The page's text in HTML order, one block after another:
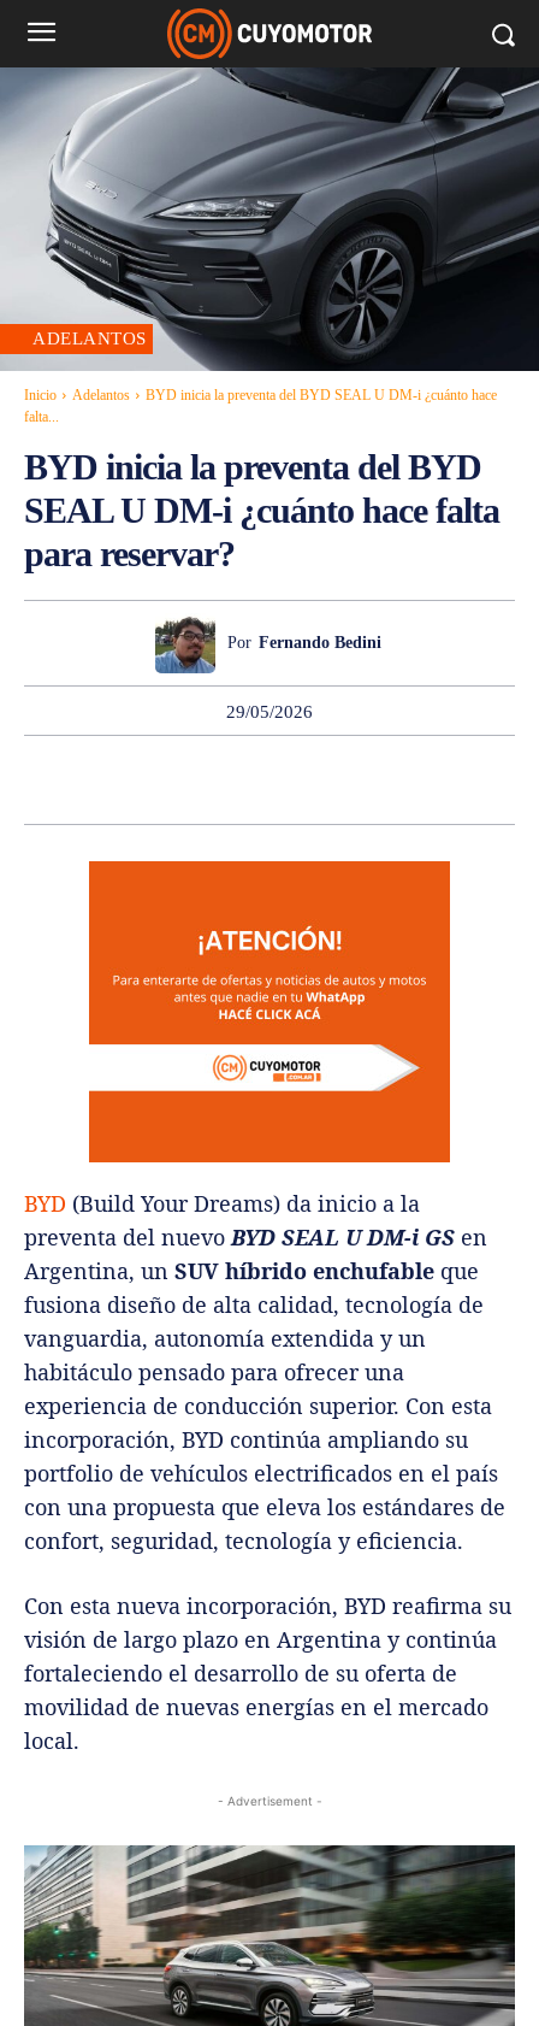
ADELANTOS
Inicio Adelantos
BYD inicia la preventa del BYD SEAL U DM-i ¿cuánto hace
falta...
BYD inicia la preventa del BYD
SEAL U DM-i ¿cuánto hace falta
para reservar?
Por Fernando Bedini
29/05/2026
BYD (Build Your Dreams) da inicio a la
preventa del nuevoBYD SEAL U DM-i GS en
Argentina, un SUV híbrido enchufable que
fusiona diseño de alta calidad, tecnología de
vanguardia, autonomía extendida y un
habitáculo pensado para ofrecer una
experiencia de conducción superior. Con esta
incorporación, BYD continúa ampliando su
portfolio de vehículos electrificados en el país
con una propuesta que eleva los estándares de
confort, seguridad, tecnología y eficiencia.
Con esta nueva incorporación, BYD reafirma su
visión de largo plazo en Argentina y continúa
fortaleciendo el desarrollo de su oferta de
movilidad de nuevas energías en el mercado
local.
- Advertisement -